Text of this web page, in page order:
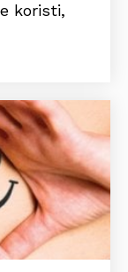
koristi,